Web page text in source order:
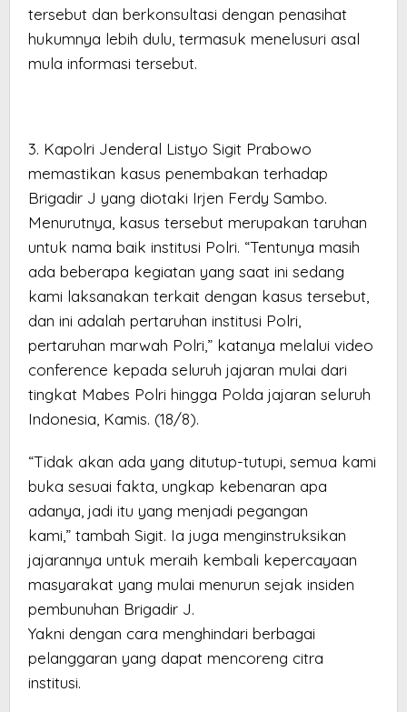
tersebut dan berkonsultasi dengan penasihat
hukumnya lebih dulu, termasuk menelusuri asal
mula informasi tersebut.
3. Kapolri Jenderal Listyo Sigit Prabowo
memastikan kasus penembakan terhadap
Brigadir J yang diotaki Irjen Ferdy Sambo.
Menurutnya, kasus tersebut merupakan taruhan
untuk nama baik institusi Polri. “Tentunya masih
ada beberapa kegiatan yang saat ini sedang
kami laksanakan terkait dengan kasus tersebut,
dan ini adalah pertaruhan institusi Polri,
pertaruhan marwah Polri,” katanya melalui video
conference kepada seluruh jajaran mulai dari
tingkat Mabes Polri hingga Polda jajaran seluruh
Indonesia, Kamis. (18/8).
“Tidak akan ada yang ditutup-tutupi, semua kami
buka sesuai fakta, ungkap kebenaran apa
adanya, jadi itu yang menjadi pegangan
kami,” tambah Sigit. Ia juga menginstruksikan
jajarannya untuk meraih kembali kepercayaan
masyarakat yang mulai menurun sejak insiden
pembunuhan Brigadir J.
Yakni dengan cara menghindari berbagai
pelanggaran yang dapat mencoreng citra
institusi.